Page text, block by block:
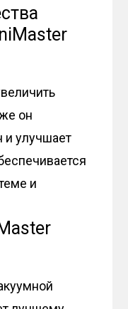
он
и улучшает
и